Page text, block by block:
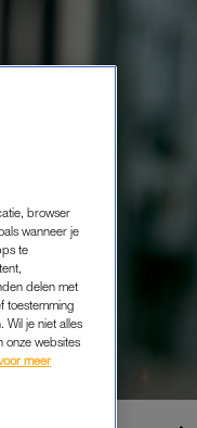
browser
wanneer je
te
delen met
toestemming
Wil je niet alles
onze websites
meer